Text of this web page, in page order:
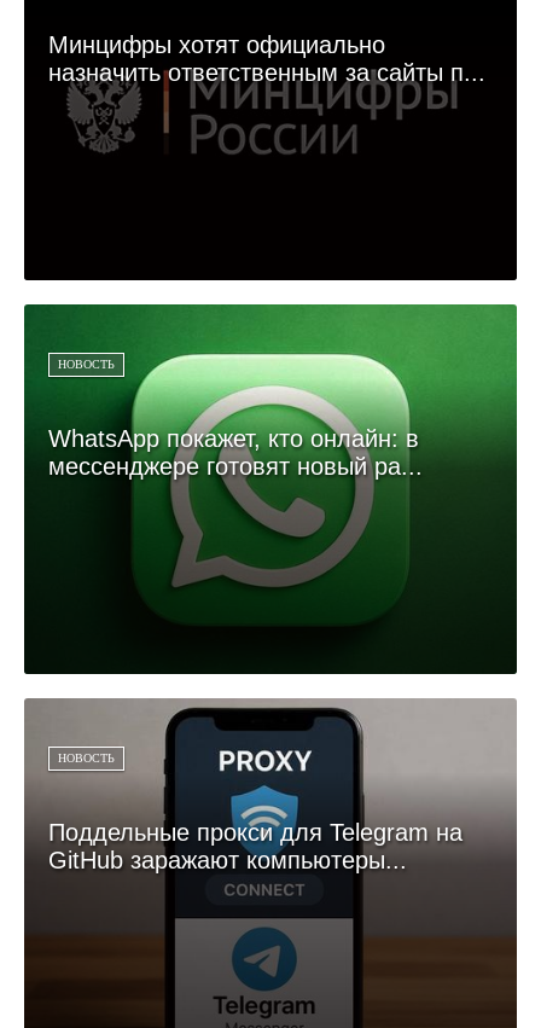
Минцифры хотят официально
назначить ответственным за сайты п...
НОВОСТЬ
WhatsApp покажет, кто онлайн: в
мессенджере готовят новый ра...
НОВОСТЬ
Поддельные прокси для Telegram на
GitHub заражают компьютеры...